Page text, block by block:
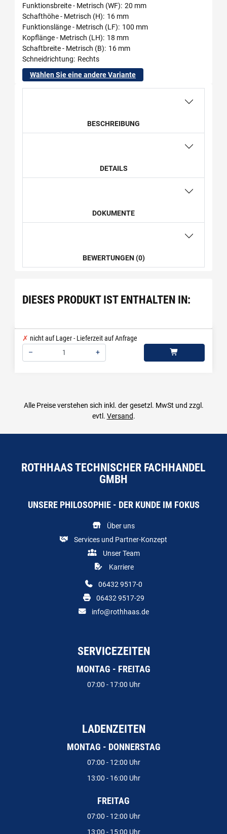
Funktionsbreite - Metrisch (WF) 20 mm
Schafthöhe - Metrisch (H)
16 mm
Funktionslänge - Metrisch (LF)
100 mm
Kopflänge - Metrisch (LH)
18 mm
Schaftbreite - Metrisch (B)
16 mm
Schneidrichtung
Rechts
Wählen Sie eine andere Variante
BESCHREIBUNG
DETAILS
DOKUMENTE
BEWERTUNGEN (0)
DIESES PRODUKT IST ENTHALTEN IN:
nicht auf Lager - Lieferzeit auf Anfrage
–
+
Alle Preise verstehen sich inkl. der gesetzl. MwSt und zzgl.
evtl. Versand.
ROTHHAAS TECHNISCHER FACHHANDEL
GMBH
UNSERE PHILOSOPHIE - DER KUNDE IM FOKUS
Über uns
Services und Partner-Konzept
Unser Team
Karriere
06432 9517-0
06432 9517-29
info@rothhaas.de
SERVICEZEITEN
MONTAG - FREITAG
07:00 - 17:00 Uhr
LADENZEITEN
MONTAG - DONNERSTAG
07:00 - 12:00 Uhr
13:00 - 16:00 Uhr
FREITAG
07:00 - 12:00 Uhr
13:00 - 15:00 Uhr